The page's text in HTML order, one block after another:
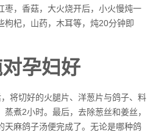
枣，香菇，大火烧开后，小火慢炖一
枸杞，山药，木耳等，炖20分钟即
孕妇好
将切好的火腿片、洋葱片与鸽子、料
煮2小时。最后，去除葱丝和姜丝，
天麻鸽子汤便完成了。无论是哪种鸽